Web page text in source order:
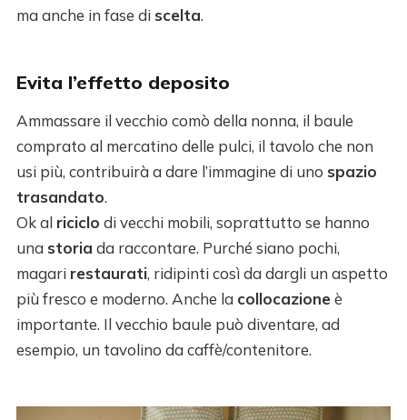
ma anche in fase di scelta.
Evita l’effetto deposito
Ammassare il vecchio comò della nonna, il baule
comprato al mercatino delle pulci, il tavolo che non
usi più, contribuirà a dare l’immagine di uno spazio
trasandato.
Ok al riciclo di vecchi mobili, soprattutto se hanno
una storia da raccontare. Purché siano pochi,
magari restaurati, ridipinti così da dargli un aspetto
più fresco e moderno. Anche la collocazioneè
importante. Il vecchio baule può diventare, ad
esempio, un tavolino da caffè/contenitore.